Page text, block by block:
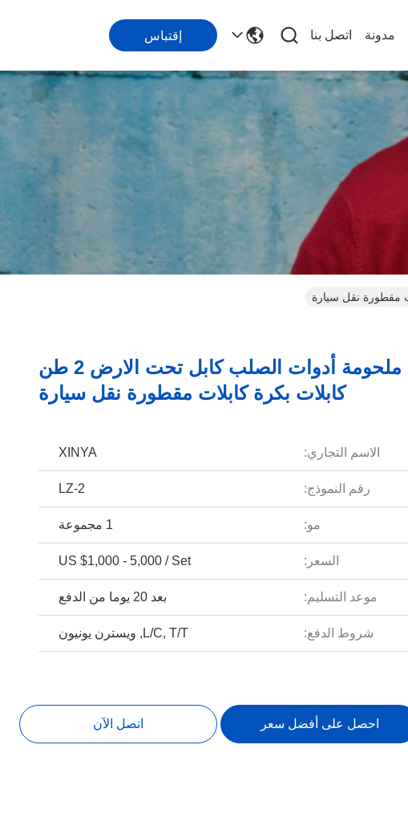
مدونة اتصل بنا إقتباس
ملحومة أدوات الصلب كابل تحت الارض 2 طن
كابلات بكرة كابلات مقطورة نقل سيارة
الاسم التجاري: XINYA
رقم النموذج: LZ-2
مو: 1 مجموعة
السعر: US $1,000 - 5,000 / Set
موعد التسليم: بعد 20 يوما من الدفع
شروط الدفع: L/C, T/T, ويسترن يونيون
احصل على أفضل سعر اتصل الآن